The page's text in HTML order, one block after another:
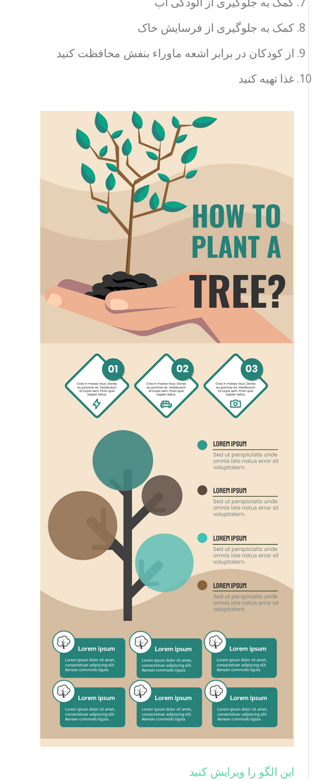
کمک به جلوگیری از فرسایش خاک
از کودکان در برابر اشعه ماوراء بنفش محافظت کنید
غذا تهیه کنید
این الگو را ویرایش کنید